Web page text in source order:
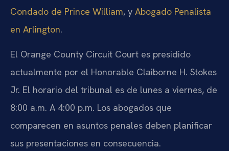
Condado de Prince William, y Abogado Penalista
en Arlington.
El Orange County Circuit Court es presidido
actualmente por el Honorable Claiborne H. Stokes
Jr. El horario del tribunal es de lunes a viernes, de
8:00 a.m. A 4:00 p.m. Los abogados que
comparecen en asuntos penales deben planificar
sus presentaciones en consecuencia.